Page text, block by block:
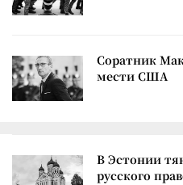
Соратник
мести США
В Эстонии
русского